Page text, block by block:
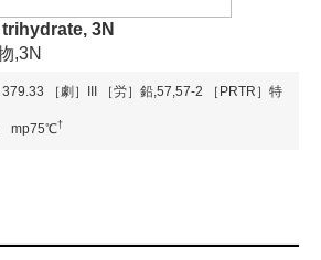
3N
,3N
379.33 ［劇］III ［労］鉛,57,57-2
［PRTR］特
mp75℃†